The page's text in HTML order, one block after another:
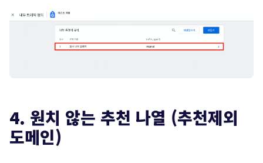
4. 원치 않는 추천 나열 (추천제외
도메인)